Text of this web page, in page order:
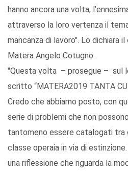
hanno ancora una volta,
attraverso la loro vertenza il
mancanza di lavoro". Lo dichiara
Matera Angelo Cotugno.
"Questa volta – prosegue – sul
scritto “MATERA2019 TANTA
Credo che abbiamo posto, con
serie di problemi che non
tantomeno essere catalogati tra
classe operaia in via di
una riflessione che riguarda la